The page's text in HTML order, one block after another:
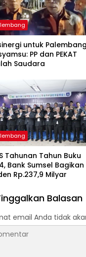
untuk
PP dan PEKAT
Saudara
Tahunan Tahun Buku
Bank Sumsel Bagikan
Rp.237,9 Milyar
Balasan
email Anda tidak